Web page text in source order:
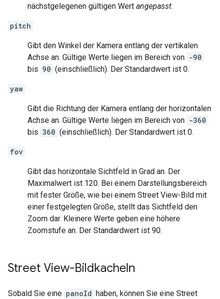
nächstgelegenen gültigen Wert angepasst.
pitch
Gibt den Winkel der Kamera entlang der vertikalen
Achse an. Gültige Werte liegen im Bereich von -90
bis 90 (einschließlich). Der Standardwert ist 0.
yaw
Gibt die Richtung der Kamera entlang der horizontalen
Achse an. Gültige Werte liegen im Bereich von -360
bis 360 (einschließlich). Der Standardwert ist 0.
fov
Gibt das horizontale Sichtfeld in Grad an. Der
Maximalwert ist 120. Bei einem Darstellungsbereich
mit fester Größe, wie bei einem Street View-Bild mit
einer festgelegten Größe, stellt das Sichtfeld den
Zoom dar. Kleinere Werte geben eine höhere
Zoomstufe an. Der Standardwert ist 90.
Street View-Bildkacheln
Sobald Sie eine panoId haben, können Sie eine Street